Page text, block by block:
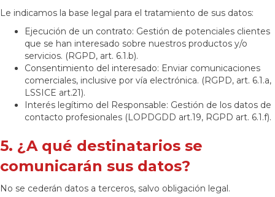
Le indicamos la base legal para el tratamiento de sus datos:
Ejecución de un contrato: Gestión de potenciales clientes
que se han interesado sobre nuestros productos y/o
servicios. (RGPD, art. 6.1.b).
Consentimiento del interesado: Enviar comunicaciones
comerciales, inclusive por vía electrónica. (RGPD, art. 6.1.a,
LSSICE art.21).
Interés legítimo del Responsable: Gestión de los datos de
contacto profesionales (LOPDGDD art.19, RGPD art. 6.1.f).
5. ¿A qué destinatarios se
comunicarán sus datos?
No se cederán datos a terceros, salvo obligación legal.